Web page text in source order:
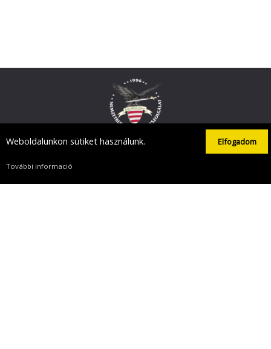
Magyarország Kormánya BelügyminisztériumElfogadom
Weboldalunkon sütiket használunk.
További informació